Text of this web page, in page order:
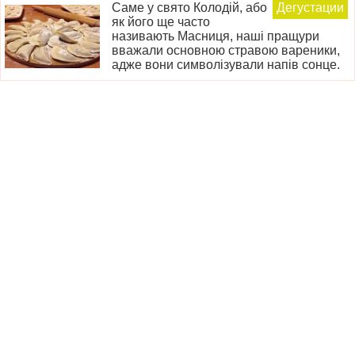
Дегустации
Саме у свято Колодій, або
як його ще часто
називають Масниця, наші пращури
вважали основною стравою вареники,
адже вони символізували напів сонце.